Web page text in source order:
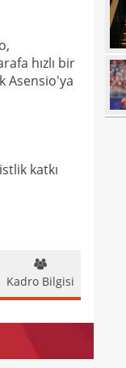
hızlı bir
Asensio'ya
katkı
Kadro Bilgisi